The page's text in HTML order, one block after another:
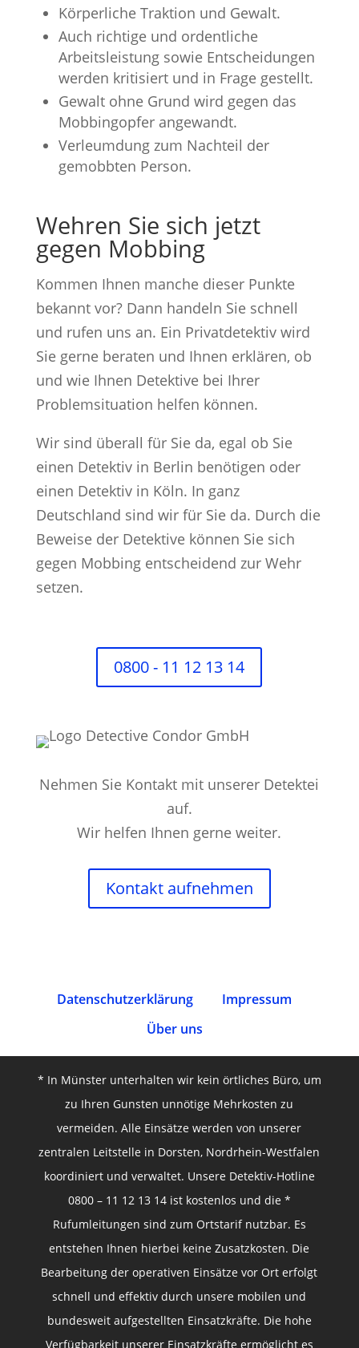
Körperliche Traktion und Gewalt.
Auch richtige und ordentliche
Arbeitsleistung sowie Entscheidungen
werden kritisiert und in Frage gestellt.
Gewalt ohne Grund wird gegen das
Mobbingopfer angewandt.
Verleumdung zum Nachteil der
gemobbten Person.
Wehren Sie sich jetzt
gegen Mobbing
Kommen Ihnen manche dieser Punkte
bekannt vor? Dann handeln Sie schnell
und rufen uns an. Ein Privatdetektiv wird
Sie gerne beraten und Ihnen erklären, ob
und wie Ihnen Detektive bei Ihrer
Problemsituation helfen können.
Wir sind überall für Sie da, egal ob Sie
einen Detektiv in Berlin benötigen oder
einen Detektiv in Köln. In ganz
Deutschland sind wir für Sie da. Durch die
Beweise der Detektive können Sie sich
gegen Mobbing entscheidend zur Wehr
setzen.
0800 - 11 12 13 14
Nehmen Sie Kontakt mit unserer Detektei
auf.
Wir helfen Ihnen gerne weiter.
Kontakt aufnehmen
Datenschutz­erklärung
Impressum
Über uns
* In Münster unterhalten wir kein örtliches Büro, um
zu Ihren Gunsten unnötige Mehrkosten zu
vermeiden. Alle Einsätze werden von unserer
zentralen Leitstelle in Dorsten, Nordrhein-Westfalen
koordiniert und verwaltet. Unsere Detektiv-Hotline
0800 – 11 12 13 14 ist kostenlos und die *
Rufumleitungen sind zum Ortstarif nutzbar. Es
entstehen Ihnen hierbei keine Zusatzkosten. Die
Bearbeitung der operativen Einsätze vor Ort erfolgt
schnell und effektiv durch unsere mobilen und
bundesweit aufgestellten Einsatzkräfte. Die hohe
Verfügbarkeit unserer Einsatzkräfte ermöglicht es